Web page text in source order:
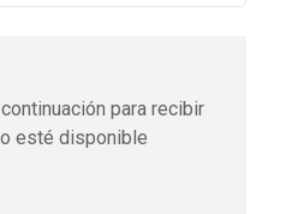
para recibir
esté disponible